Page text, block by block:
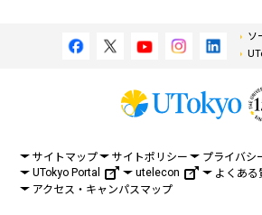
ソ
サイトマップ サイトポリシー プライバシ
UTokyo Portal
utelecon
よくある
アクセス・キャンパスマップ